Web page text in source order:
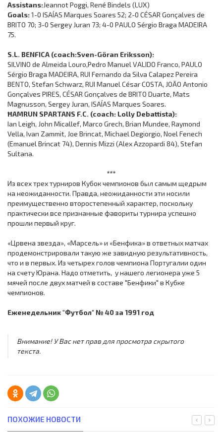
Assistans:Jeannot Poggi, René Bindels (LUX)
Goals: 1-0 ISAÍAS Marques Soares 52; 2-0 CÉSAR Gonçalves de
BRITO 70; 3-0 Sergey Juran 73; 4-0 PAULO Sérgio Braga MADEIRA
75.
S.L. BENFICA (coach:Sven-Göran Eriksson):
SILVINO de Almeida Louro,Pedro Manuel VALIDO Franco, PAULO
Sérgio Braga MADEIRA, RUI Fernando da Silva Calapez Pereira
BENTO, Stefan Schwarz, RUI Manuel César COSTA, JOÃO Antonio
Gonçalves PIRES, CÉSAR Gonçalves de BRITO Duarte, Mats
Magnusson, Sergey Juran, ISAÍAS Marques Soares.
ĦAMRUN SPARTANS F.C. (coach: Lolly Debattista):
Ian Leigh, John Micallef, Marco Grech, Brian Mundee, Raymond
Vella, Ivan Zammit, Joe Brincat, Michael Degiorgio, Noel Fenech
(Emanuel Brincat 74), Dennis Mizzi (Alex Azzopardi 84), Stefan
Sultana.
***
Из всех трех турниров Кубок чемпионов был самым щедрым
на неожиданности. Правда, неожиданности эти носили
преимущественно второстепенный характер, поскольку
практически все признанные фавориты турнира успешно
прошли первый круг.
«Црвена звезда», «Марсель» и «Бенфика» в ответных матчах
продемонстрировали такую же завидную результативность,
что и в первых. Из четырех голов чемпиона Португалии один
на счету Юрана. Надо отметить, у нашего легионера уже 5
мячей после двух матчей в составе "Бенфики" в Кубке
чемпионов.
Еженедельник "Футбол" № 40 за 1991 год
Внимание! У Вас нет прав для просмотра скрытого
текста.
ПОХОЖИЕ НОВОСТИ